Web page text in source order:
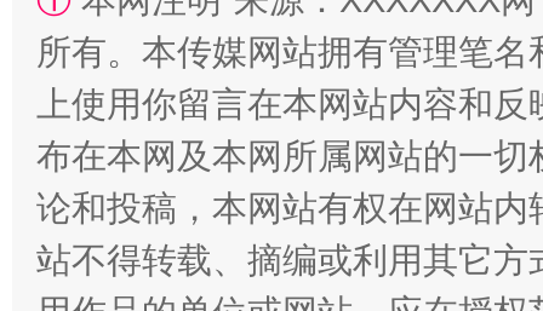
漫山遍野的桃花与雪山、麦地、白藏房 除
所有。本传媒网站拥有管理笔
上使用你留言在本网站内容和
布在本网及本网所属网站的一
论和投稿，本网站有权在网站
站不得转载、摘编或利用其它